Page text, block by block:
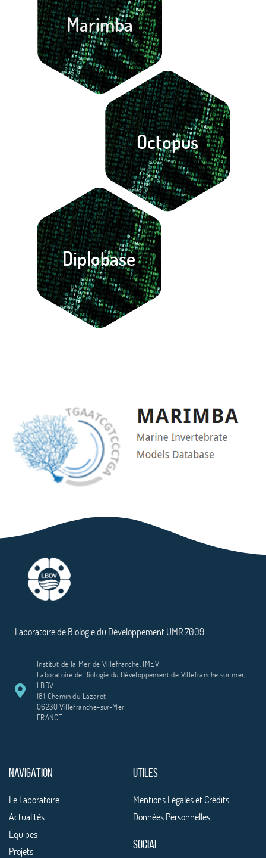
Marimba
Octopus
Diplobase
Laboratoire de Biologie du Développement UMR 7009
Institut de la Mer de Villefranche, IMEV
Laboratoire de Biologie du Développement de Villefranche sur mer,
LBDV
181 Chemin du Lazaret
06230 Villefranche-sur-Mer
FRANCE
NAVIGATION
Le Laboratoire
Actualités
Équipes
Projets
UTILES
Mentions Légales et Crédits
Données Personnelles
SOCIAL